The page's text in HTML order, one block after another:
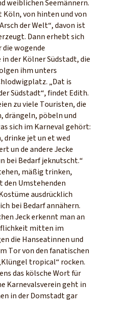
weiblichen Seemännern.
Köln, von hinten und von
der Welt“, davon ist
Dann erhebt sich
die wogende
der Kölner Südstadt, die
ihm unters
„Dat is
Südstadt“, findet Edith.
zu viele Touristen, die
drängeln, pöbeln und
sich im Karneval gehört:
drinke jet un et wed
un de andere Jecke
bei Bedarf jeknutscht.“
mäßig trinken,
den Umstehenden
ausdrücklich
bei Bedarf annähern.
Jeck erkennt man an
mitten im
die Hanseatinnen und
Tor von den fanatischen
tropical“ rocken.
das kölsche Wort für
Karnevalsverein geht in
in der Domstadt gar